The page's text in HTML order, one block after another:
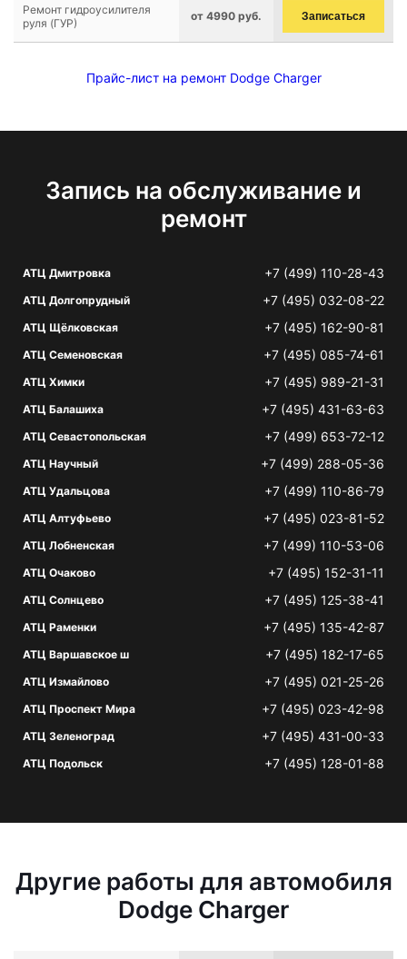
Ремонт гидроусилителя
руля (ГУР)
от 4990 руб. Записаться
Прайс-лист на ремонт Dodge Charger
Запись на обслуживание и
ремонт
АТЦ Дмитровка +7 (499) 110-28-43
АТЦ Долгопрудный +7 (495) 032-08-22
АТЦ Щёлковская +7 (495) 162-90-81
АТЦ Семеновская +7 (495) 085-74-61
АТЦ Химки +7 (495) 989-21-31
АТЦ Балашиха +7 (495) 431-63-63
АТЦ Севастопольская +7 (499) 653-72-12
АТЦ Научный +7 (499) 288-05-36
АТЦ Удальцова +7 (499) 110-86-79
АТЦ Алтуфьево +7 (495) 023-81-52
АТЦ Лобненская +7 (499) 110-53-06
АТЦ Очаково +7 (495) 152-31-11
АТЦ Солнцево +7 (495) 125-38-41
АТЦ Раменки +7 (495) 135-42-87
АТЦ Варшавское ш +7 (495) 182-17-65
АТЦ Измайлово +7 (495) 021-25-26
АТЦ Проспект Мира +7 (495) 023-42-98
АТЦ Зеленоград +7 (495) 431-00-33
АТЦ Подольск +7 (495) 128-01-88
Другие работы для автомобиля
Dodge Charger